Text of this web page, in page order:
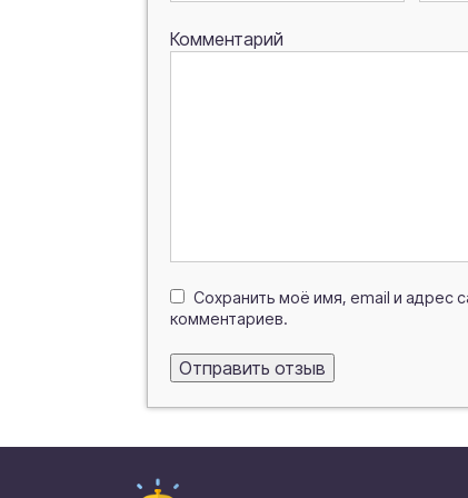
Комментарий
Сохранить моё имя, email и адрес
комментариев.